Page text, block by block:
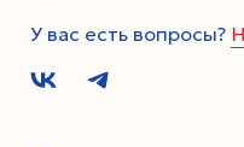
У вас есть вопросы?